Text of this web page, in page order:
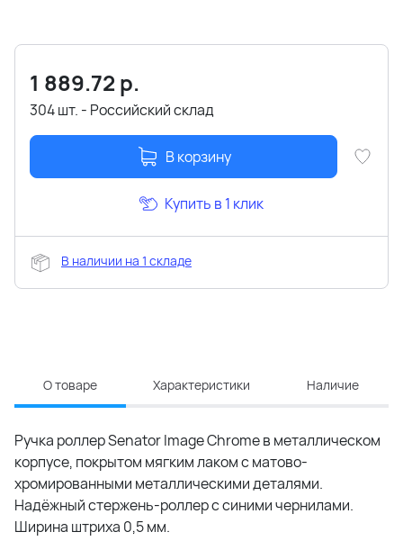
1 889.72 р.
304 шт. - Российский склад
В корзину
Купить в 1 клик
В наличии на 1 складе
О товаре Характеристики Наличие
Ручка роллер Senator Image Chrome в металлическом
корпусе, покрытом мягким лаком с матово-
хромированными металлическими деталями.
Надёжный стержень-роллер с синими чернилами.
Ширина штриха 0,5 мм.